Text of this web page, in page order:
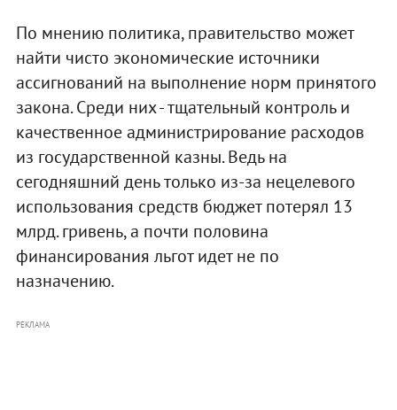
По мнению политика, правительство может
найти чисто экономические источники
ассигнований на выполнение норм принятого
закона. Среди них - тщательный контроль и
качественное администрирование расходов
из государственной казны. Ведь на
сегодняшний день только из-за нецелевого
использования средств бюджет потерял 13
млрд. гривень, а почти половина
финансирования льгот идет не по
назначению.
РЕКЛАМА